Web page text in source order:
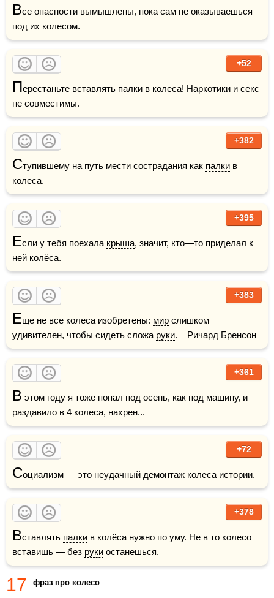
Все опасности вымышлены, пока сам не оказываешься
под их колесом.
+52
Перестаньте вставлять палки в колеса! Наркотики и секс
не совместимы.
+382
Ступившему на путь мести сострадания как палки в
колеса.
+395
Если у тебя поехала крыша, значит, кто—то приделал к
ней колёса.
+383
Еще не все колеса изобретены: мир слишком
удивителен, чтобы сидеть сложа руки.    Ричард Бренсон
+361
В этом году я тоже попал под осень, как под машину, и
раздавило в 4 колеса, нахрен...
+72
Социализм — это неудачный демонтаж колеса истории.
+378
Вставлять палки в колёса нужно по уму. Не в то колесо
вставишь — без руки останешься.
17 фраз про колесо